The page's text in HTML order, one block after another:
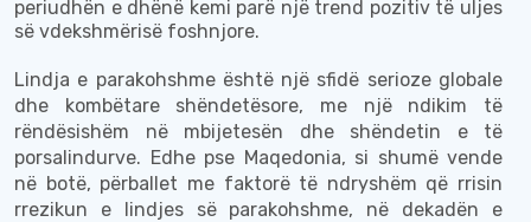
periudhën e dhënë kemi parë një trend pozitiv të uljes
së vdekshmërisë foshnjore.
Lindja e parakohshme është një sfidë serioze globale
dhe kombëtare shëndetësore, me një ndikim të
rëndësishëm në mbijetesën dhe shëndetin e të
porsalindurve. Edhe pse Maqedonia, si shumë vende
në botë, përballet me faktorë të ndryshëm që rrisin
rrezikun e lindjes së parakohshme, në dekadën e